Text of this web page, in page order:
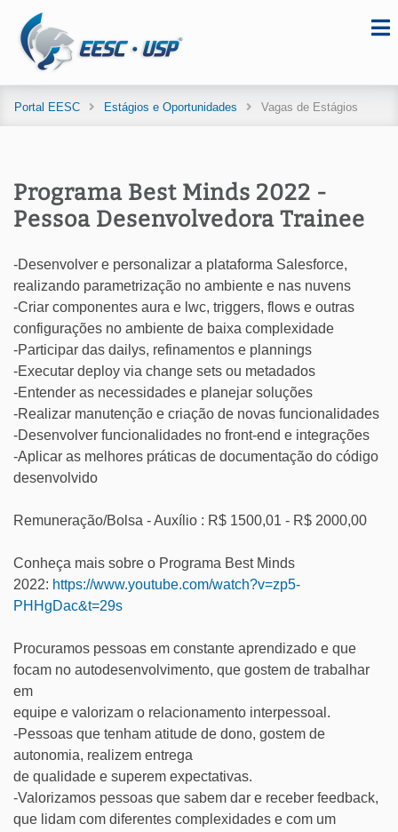
Portal EESC Estágios e Oportunidades Vagas de Estágios
Programa Best Minds 2022 -
Pessoa Desenvolvedora Trainee
-Desenvolver e personalizar a plataforma Salesforce,
realizando parametrização no ambiente e nas nuvens
-Criar componentes aura e lwc, triggers, flows e outras
configurações no ambiente de baixa complexidade
-Participar das dailys, refinamentos e plannings
-Executar deploy via change sets ou metadados
-Entender as necessidades e planejar soluções
-Realizar manutenção e criação de novas funcionalidades
-Desenvolver funcionalidades no front-end e integrações
-Aplicar as melhores práticas de documentação do código
desenvolvido
Remuneração/Bolsa - Auxílio : R$ 1500,01 - R$ 2000,00
Conheça mais sobre o Programa Best Minds
2022: https://www.youtube.com/watch?v=zp5-
PHHgDac&t=29s
Procuramos pessoas em constante aprendizado e que
focam no autodesenvolvimento, que gostem de trabalhar
em
equipe e valorizam o relacionamento interpessoal.
-Pessoas que tenham atitude de dono, gostem de
autonomia, realizem entrega
de qualidade e superem expectativas.
-Valorizamos pessoas que sabem dar e receber feedback,
que lidam com diferentes complexidades e com um